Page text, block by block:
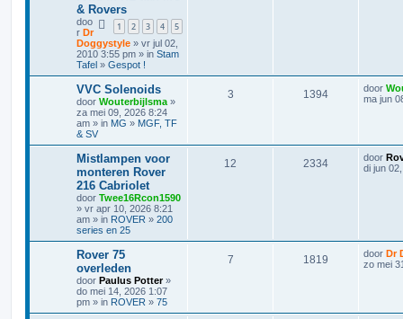
& Rovers
1 2 3 4 5
doo
r Dr
Doggystyle » vr jul 02,
2010 3:55 pm » in Stam
Tafel » Gespot !
VVC Solenoids
door Wouterbijlsma »
za mei 09, 2026 8:24
am » in MG » MGF, TF
& SV
3 1394 door
ma jun
Mistlampen voor
monteren Rover
216 Cabriolet
door Twee16Rcon1590
» vr apr 10, 2026 8:21
am » in ROVER » 200
series en 25
12 2334 door
di jun
Rover 75
overleden
door Paulus Potter»
do mei 14, 2026 1:07
pm » in ROVER » 75
7 1819 door Dr
zo mei